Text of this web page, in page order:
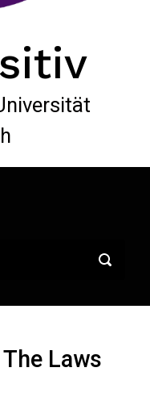
Laws